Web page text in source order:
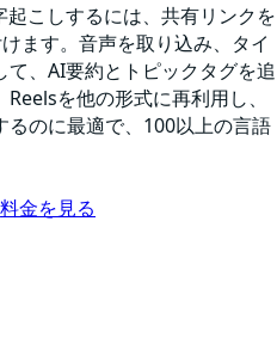
こしするには、共有リンクを
ます。音声を取り込み、タイ
、AI要約とトピックタグを追
を他の形式に再利用し、
るのに最適で、100以上の言語
料金を見る